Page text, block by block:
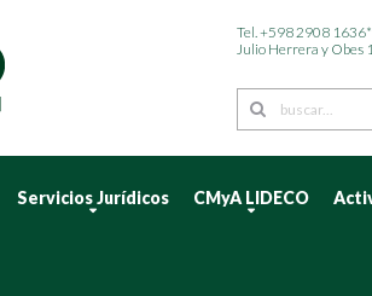
Tel. +598 2908
Julio Herrera y Obes
Servicios Jurídicos CMyA LIDECO